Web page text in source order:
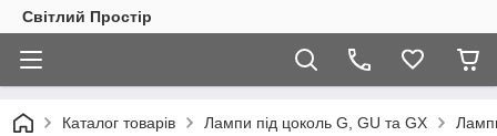
Світлий Простір
Каталог товарів Лампи під цоколь G, GU та GX